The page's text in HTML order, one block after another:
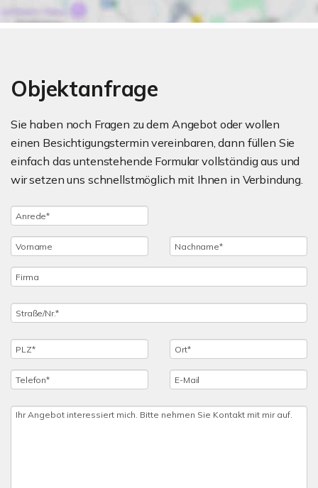
Objektanfrage
Sie haben noch Fragen zu dem Angebot oder wollen
einen Besichtigungstermin vereinbaren, dann füllen Sie
einfach das untenstehende Formular vollständig aus und
wir setzen uns schnellstmöglich mit Ihnen in Verbindung.